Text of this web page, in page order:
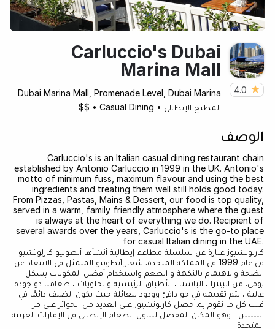
4.0
Carluccio's Dubai
Marina Mall
Dubai Marina Mall, Promenade Level, Dubai Marina
المطبخ الإيطالي •
Casual Dining
•
$$
الوصف
Carluccio's is an Italian casual dining restaurant chain
established by Antonio Carluccio in 1999 in the UK. Antonio's
motto of minimum fuss, maximum flavour and using the best
ingredients and treating them well still holds good today.
From Pizzas, Pastas, Mains & Dessert, our food is top quality,
served in a warm, family friendly atmosphere where the guest
is always at the heart of everything we do. Recipient of
several awards over the years, Carluccio's is the go-to place
for casual Italian dining in the UAE.
كارلوتشيوز عبارة عن سلسلة مطاعم إيطالية أنشأها أنطونيو كارلوتشيو
في عام 1999 في المملكة المتحدة. شعار أنطونيو المتمثل في الابتعاد عن
الضجة والاهتمام بالنكهة و الطعم واستخدام أفضل المكونات بشكل
يومي. من البيتزا ، الباستا ، الأطباق الرئيسية والحلويات ، طعامنا ذو جودة
عالية ، يتم تقديمه في جو دافئ وودود للعائلة حيث يكون الضيف دائمًا في
قلب كل ما نقوم به. حصل كارلوتشيوز على العديد من الجوائز على مر
السنين ، وهو المكان المفضل لتناول الطعام الإيطالي في الإمارات العربية
المتحدة